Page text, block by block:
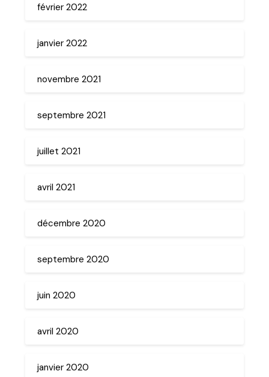
février 2022
janvier 2022
novembre 2021
septembre 2021
juillet 2021
avril 2021
décembre 2020
septembre 2020
juin 2020
avril 2020
janvier 2020